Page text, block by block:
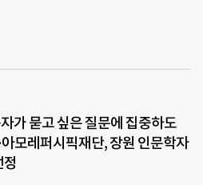
가 묻고 싶은 질문에 집중하도
모레퍼시픽재단, 장원 인문학자
정